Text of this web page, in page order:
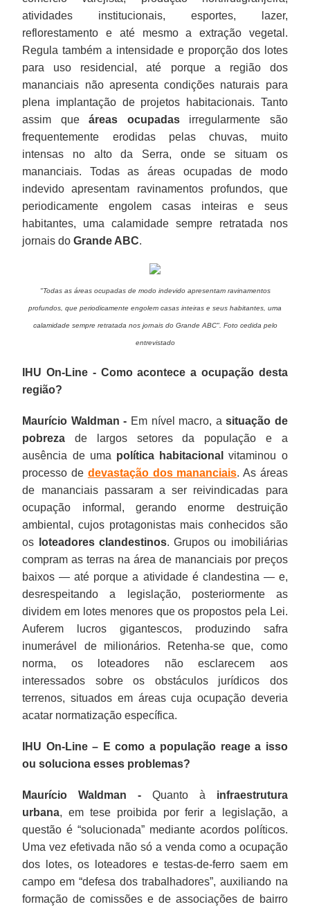
atividades institucionais, esportes, lazer,
reflorestamento e até mesmo a extração vegetal.
Regula também a intensidade e proporção dos lotes
para uso residencial, até porque a região dos
mananciais não apresenta condições naturais para
plena implantação de projetos habitacionais. Tanto
assim queáreas ocupadasirregularmente são
frequentemente erodidas pelas chuvas, muito
intensas no alto da Serra, onde se situam os
mananciais. Todas as áreas ocupadas de modo
indevido apresentam ravinamentos profundos, que
periodicamente engolem casas inteiras e seus
habitantes, uma calamidade sempre retratada nos
jornais do Grande ABC.
"Todas as áreas ocupadas de modo indevido apresentam ravinamentos
profundos, que periodicamente engolem casas inteiras e seus habitantes, uma
calamidade sempre retratada nos jornais do Grande ABC". Foto cedida pelo
entrevistado
IHU On-Line - Como acontece a ocupação desta
região?
Maurício Waldman - Em nível macro, asituação de
pobreza de largos setores da população e a
ausência de uma política habitacional
vitaminou o
processo de devastação dos mananciais. As áreas
de mananciais passaram a ser reivindicadas para
ocupação informal, gerando enorme destruição
ambiental, cujos protagonistas mais conhecidos são
os
loteadores clandestinos. Grupos ou imobiliárias
compram as terras na área de mananciais por preços
baixos — até porque a atividade é clandestina — e,
desrespeitando a legislação, posteriormente as
dividem em lotes menores que os propostos pela Lei.
Auferem lucros gigantescos, produzindo safra
inumerável de milionários. Retenha-se que, como
norma, os loteadores não esclarecem aos
interessados sobre os obstáculos jurídicos dos
terrenos, situados em áreas cuja ocupação deveria
acatar normatização específica.
IHU On-Line – E como a população reage a isso
ou soluciona esses problemas?
Maurício Waldman - Quanto à infraestrutura
urbana, em tese proibida por ferir a legislação, a
questão é “solucionada” mediante acordos políticos.
Uma vez efetivada não só a venda como a ocupação
dos lotes, os loteadores e testas-de-ferro saem em
campo em “defesa dos trabalhadores”, auxiliando na
formação de comissões e de associações de bairro